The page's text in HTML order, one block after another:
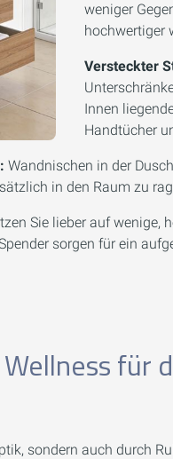
weniger
hochwertiger
Versteckter
Innen
Handtücher
Wandnischen in der
in den Raum zu
Sie lieber auf wenige,
sorgen für ein
für
sondern auch durch